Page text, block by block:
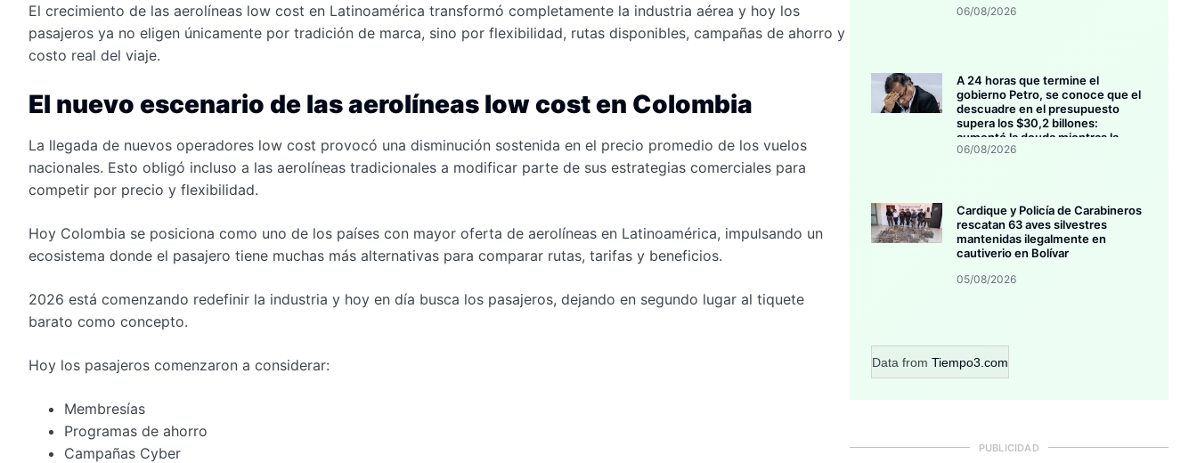
El crecimiento de las aerolíneas low cost en Latinoamérica transformó completamente la industria aérea y hoy los
pasajeros ya no eligen únicamente por tradición de marca, sino por flexibilidad, rutas disponibles, campañas de ahorro y
costo real del viaje.
El nuevo escenario de las aerolíneas low cost en Colombia
La llegada de nuevos operadores low cost provocó una disminución sostenida en el precio promedio de los vuelos
nacionales. Esto obligó incluso a las aerolíneas tradicionales a modificar parte de sus estrategias comerciales para
competir por precio y flexibilidad.
Hoy Colombia se posiciona como uno de los países con mayor oferta de aerolíneas en Latinoamérica, impulsando un
ecosistema donde el pasajero tiene muchas más alternativas para comparar rutas, tarifas y beneficios.
2026 está comenzando redefinir la industria y hoy en día busca los pasajeros, dejando en segundo lugar al tiquete
barato como concepto.
Hoy los pasajeros comenzaron a considerar:
Membresías
Programas de ahorro
Campañas Cyber
06/08/2026
A 24 horas que termine el
gobierno Petro, se conoce que el
descuadre en el presupuesto
supera los $30,2 billones:
aumentó la deuda mientras la
inversión se estanca
06/08/2026
Cardique y Policía de Carabineros
rescatan 63 aves silvestres
mantenidas ilegalmente en
cautiverio en Bolívar
05/08/2026
Data from Tiempo3.com
PUBLICIDAD